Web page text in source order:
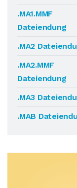
.MA1.MMF
Dateiendung
.MA2
.MA2.MMF
Dateiendung
.MA3
.MAB